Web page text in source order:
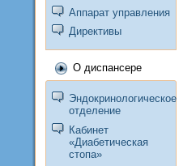
Аппарат управления
Директивы
О диспансере
Эндокринологическое
отделение
Кабинет
«Диабетическая
стопа»